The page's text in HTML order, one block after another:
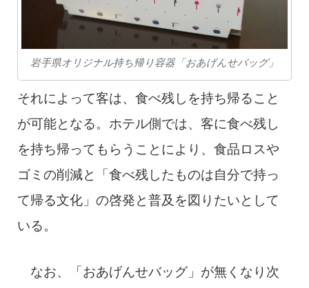
岩手県オリジナル持ち帰り容器「おあげんせバッグ」
それによって客は、食べ残しを持ち帰ること
が可能となる。ホテル側では、客に食べ残し
を持ち帰ってもらうことにより、食品ロスや
ゴミの削減と「食べ残したものは自分で持っ
て帰る文化」の啓発と普及を図りたいとして
いる。
なお、「おあげんせバッグ」が無くなり次